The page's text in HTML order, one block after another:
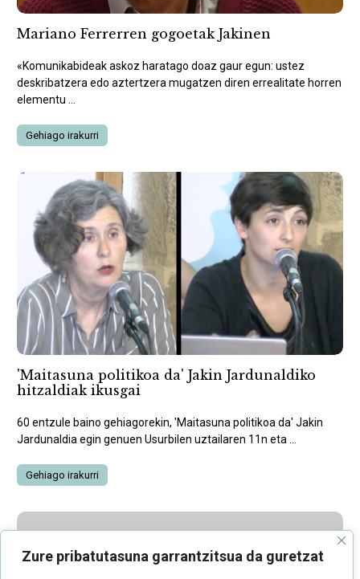
Zure pribatutasuna garrantzitsua da guretzat
Mariano Ferrerren gogoetak Jakinen
«Komunikabideak askoz haratago doaz gaur egun: ustez
deskribatzera edo aztertzera mugatzen diren errealitate horren
elementu ...
Gehiago irakurri
'Maitasuna politikoa da' Jakin Jardunaldiko
hitzaldiak ikusgai
60 entzule baino gehiagorekin, 'Maitasuna politikoa da' Jakin
Jardunaldia egin genuen Usurbilen uztailaren 11n eta ...
Gehiago irakurri